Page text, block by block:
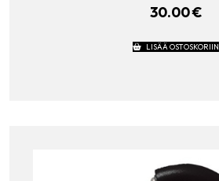
30.00€
LISÄÄ OSTOSKORIIN